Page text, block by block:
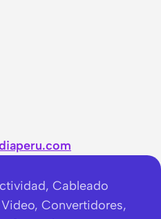
Cableado
Convertidores,